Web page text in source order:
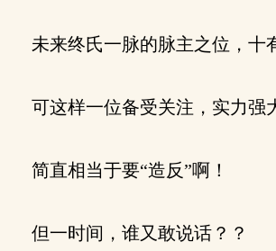
未来终氏一脉的脉主之位，十
可这样一位备受关注，实力强
简直相当于要“造反”啊！
但一时间，谁又敢说话？？